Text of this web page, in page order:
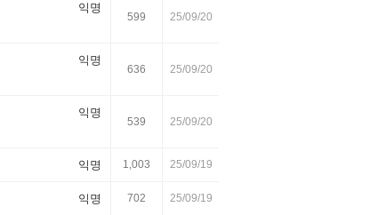
익명
599 25/09/20
익명
636 25/09/20
익명
539 25/09/20
익명 1,003 25/09/19
익명 702 25/09/19